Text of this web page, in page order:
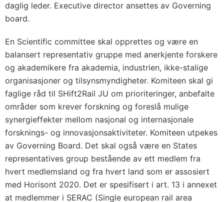
daglig leder. Executive director ansettes av Governing
board.
En Scientific committee skal opprettes og være en
balansert representativ gruppe med anerkjente forskere
og akademikere fra akademia, industrien, ikke-stalige
organisasjoner og tilsynsmyndigheter. Komiteen skal gi
faglige råd til SHift2Rail JU om prioriteringer, anbefalte
områder som krever forskning og foreslå mulige
synergieffekter mellom nasjonal og internasjonale
forsknings- og innovasjonsaktiviteter. Komiteen utpekes
av Governing Board. Det skal også være en States
representatives group bestående av ett medlem fra
hvert medlemsland og fra hvert land som er assosiert
med Horisont 2020. Det er spesifisert i art. 13 i annexet
at medlemmer i SERAC (Single european rail area